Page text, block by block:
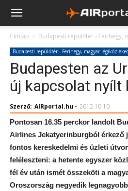
Címlap Budapesti repülőtér - Ferihegy,
Budapesti repülőtér - Ferihegy, magyar
Budapesten az
új kapcsolat nyílt
Szerző: AIRportal.hu - 2012.10.10.
Pontosan 16.35 perckor landolt
Airlines Jekatyerinburgból érkező
fontos kereskedelmi és üzleti
feléleszteni: a hetente egyszer
fél év után ismét összeköti a
Oroszország negyedik